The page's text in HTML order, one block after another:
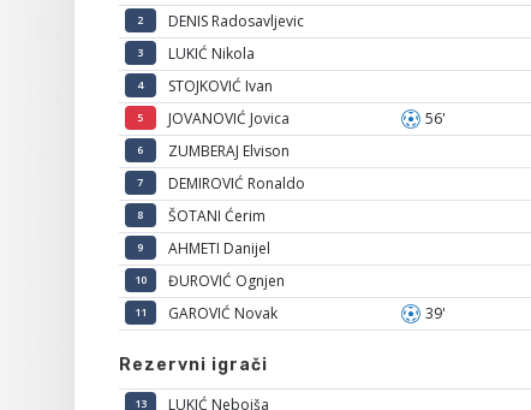
2 DENIS Radosavljevic
3 LUKIĆ Nikola
4 STOJKOVIĆ Ivan
5 JOVANOVIĆ Jovica 56'
6 ZUMBERAJ Elvison
7 DEMIROVIĆ Ronaldo
8 ŠOTANI Ćerim
9 AHMETI Danijel
10 ĐUROVIĆ Ognjen
11 GAROVIĆ Novak 39'
Rezervni igrači
13 LUKIĆ Nebojša